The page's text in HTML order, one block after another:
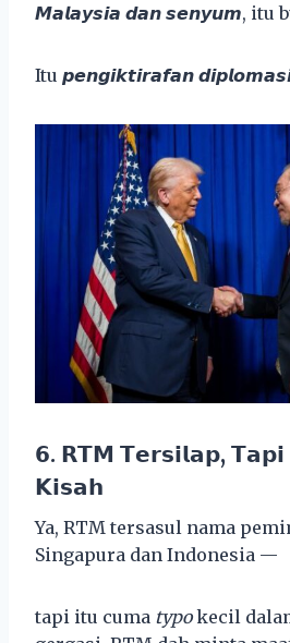
𝙈𝙖𝙡𝙖𝙮𝙨𝙞𝙖 𝙙𝙖𝙣 𝙨𝙚𝙣𝙮𝙪𝙢, itu
Itu 𝙥𝙚𝙣𝙜𝙞𝙠𝙩𝙞𝙧𝙖𝙛𝙖𝙣
𝟲. 𝗥𝗧𝗠 𝗧𝗲𝗿𝘀𝗶𝗹𝗮𝗽,
𝗞𝗶𝘀𝗮𝗵
Ya, RTM tersasul nama
Singapura dan Indonesia —
tapi itu cuma typokecil